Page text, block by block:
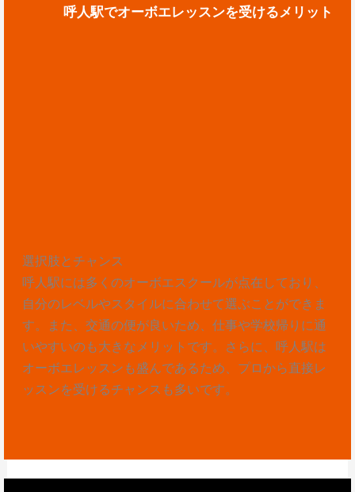
呼人駅でオーボエレッスンを受けるメリット
選択肢とチャンス
呼人駅には多くのオーボエスクールが点在しており、
自分のレベルやスタイルに合わせて選ぶことができま
す。また、交通の便が良いため、仕事や学校帰りに通
いやすいのも大きなメリットです。さらに、呼人駅は
オーボエレッスンも盛んであるため、プロから直接レ
ッスンを受けるチャンスも多いです。